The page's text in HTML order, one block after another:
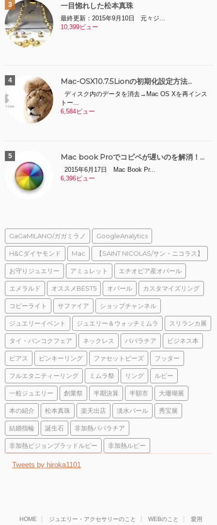
一目惚れした松本真珠
最終更新：2015年9月10日 元々ジ...
10,399ビュー
Mac-OSX10.7.5Lionの初期化設定方法...
ディスク内のデータを消去→Mac OS Xを再インス
トー...
6,584ビュー
Mac book Proでコピペが遅いのを解消！...
2015年6月17日 Mac Book Pr...
6,396ビュー
GaGaMILANO/ガガミラノ GoogleAnalytics
H&Cダイヤモンド Mac 【SAINT NICOLAS/サン・ニコラス】
お守りジュエリー アミュレット エチオピア産オパール
エメラルド オススメBEST5 オパール カスタマイズリング
コピーライト サファイア ショップチャンネル
ジュエリーイベント ジュエリー＆ウォッチミムラ スリランカ展
タイ・バンコクフェア ネックレス パパラチア ビジネス本
ピアス ピンキーリング ファセットビーズ フッター
フルエタニティーリング ミムラ祭 リング ルビー
一粒ジュエリー 創業祭 半期決算 半額市 大珊瑚展
本の紹介 松本真珠 楽天出店 淡水パール 秀宝展
結婚指輪 誕生石 非加熱パパラチア
非加熱ピジョンブラッドルビー 非加熱ルビー
Tweets by hiroka1101
HOME ジュエリー・アクセサリーのこと WEBのこと
愛用